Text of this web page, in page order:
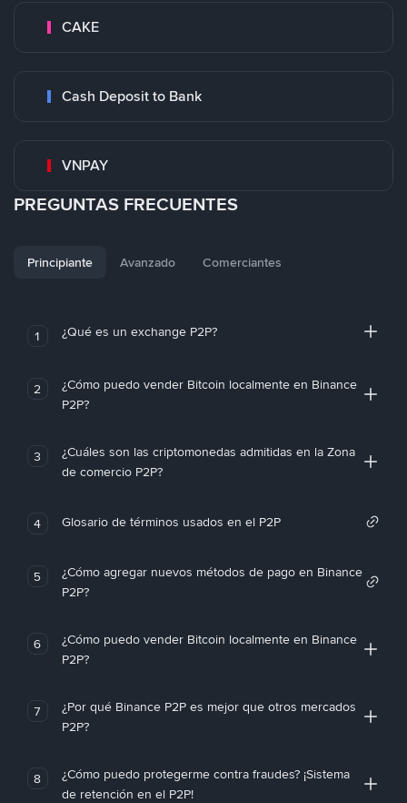
CAKE
Cash Deposit to Bank
VNPAY
PREGUNTAS FRECUENTES
Principiante Avanzado Comerciantes
1 ¿Qué es un exchange P2P?
2
¿Cómo puedo vender Bitcoin localmente en Binance
P2P?
3
¿Cuáles son las criptomonedas admitidas en la Zona
de comercio P2P?
4 Glosario de términos usados en el P2P
5
¿Cómo agregar nuevos métodos de pago en Binance
P2P?
6
¿Cómo puedo vender Bitcoin localmente en Binance
P2P?
7
¿Por qué Binance P2P es mejor que otros mercados
P2P?
8
¿Cómo puedo protegerme contra fraudes? ¡Sistema
de retención en el P2P!